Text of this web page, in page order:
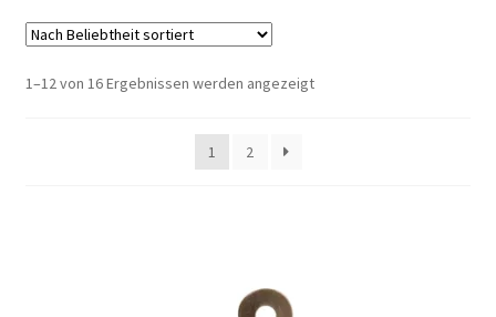
1–12 von 16 Ergebnissen werden angezeigtNach
1
2